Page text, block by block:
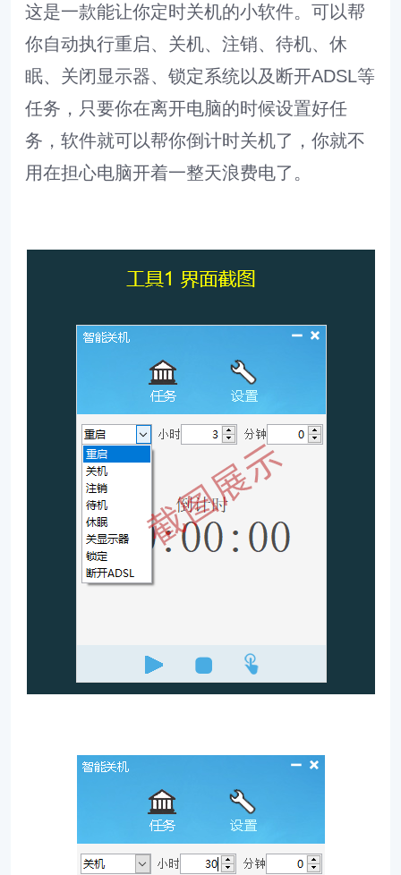
这是一款能让你定时关机的小软件。可以帮
你自动执行重启、关机、注销、待机、休
眠、关闭显示器、锁定系统以及断开ADSL等
任务，只要你在离开电脑的时候设置好任
务，软件就可以帮你倒计时关机了，你就不
用在担心电脑开着一整天浪费电了。